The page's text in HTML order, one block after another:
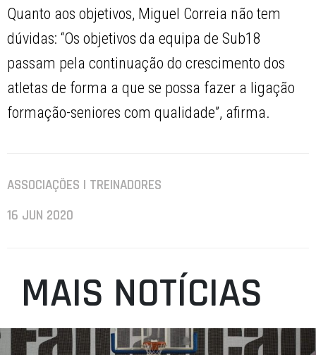
Quanto aos objetivos, Miguel Correia não tem
dúvidas: “Os objetivos da equipa de Sub18
passam pela continuação do crescimento dos
atletas de forma a que se possa fazer a ligação
formação-seniores com qualidade”, afirma.
ASSOCIAÇÕES | TREINADORES
16 JUN 2020
MAIS NOTÍCIAS